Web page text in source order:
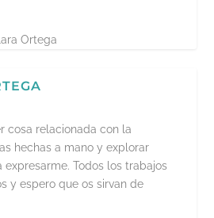
cosa relacionada con la
hechas a mano y explorar
expresarme. Todos los trabajos
y espero que os sirvan de